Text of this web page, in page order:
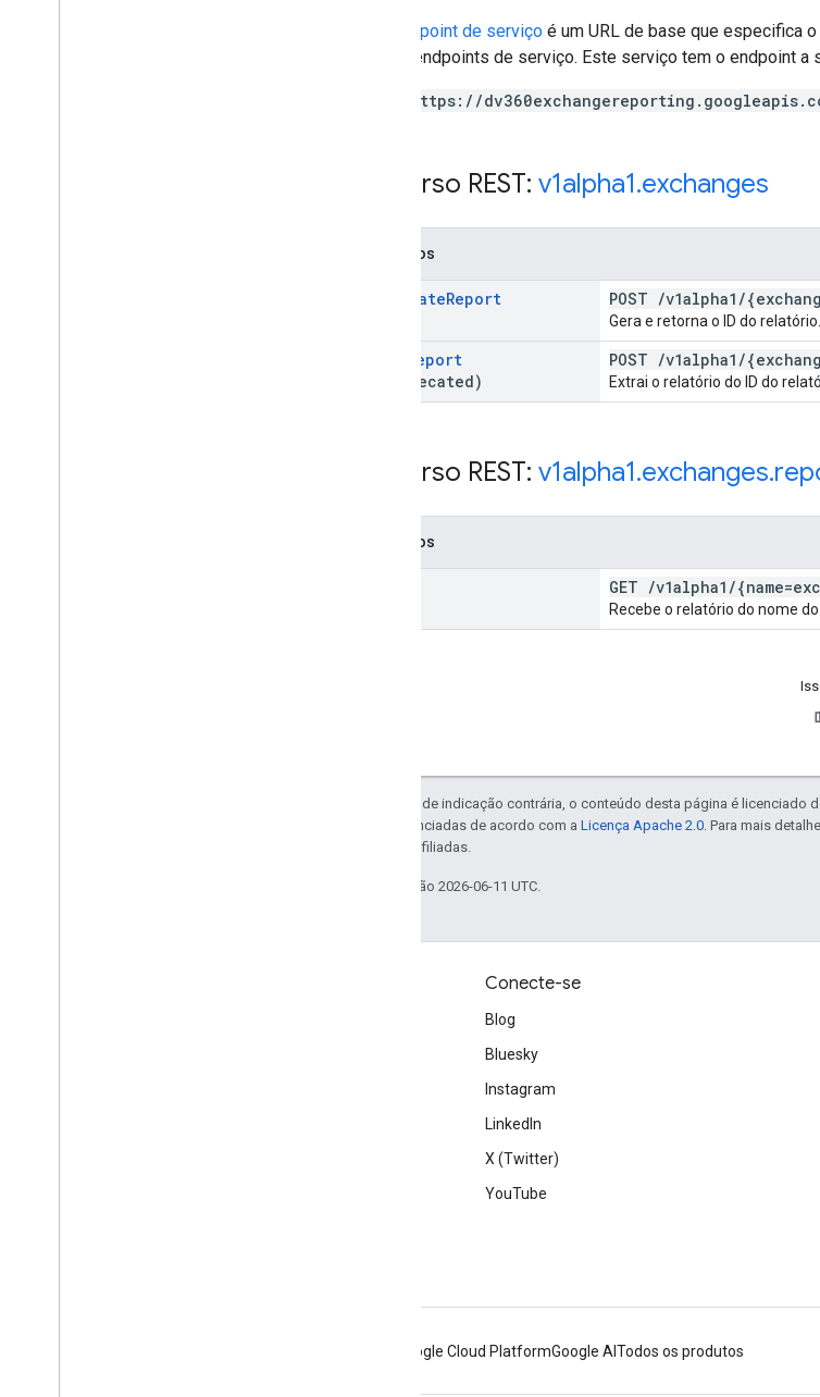
endpoint de serviço é um URL de base que especifica
vários endpoints de serviço. Este serviço tem o endpoint
https://
Recurso REST: v1alpha1.exchanges
Métodos
generateReport POST /v1alpha1 /
Gera e retorna o ID do relatório.
Report
(deprecated)
POST /v1alpha1 /
Extrai o relatório do ID do
Recurso REST: v1alpha1.exchanges.
Métodos
GET /v1alpha1 /
Recebe o relatório do nome
Exceto em caso de indicação contrária, o conteúdo desta página é licenciado
código são licenciadas de acordo com a Licença Apache 2.0 . Para mais
da Oracle e/ou afiliadas.
Última atualização 2026-06-11 UTC.
Conecte-se
Blog
Bluesky
Instagram
LinkedIn
X (Twitter)
YouTube
Google Cloud PlatformGoogle AI Todos os produtos